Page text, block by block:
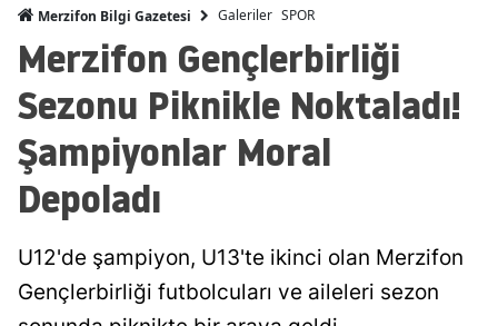
Merzifon Bilgi Gazetesi Galeriler SPOR
Merzifon Gençlerbirliği
Sezonu Piknikle Noktaladı!
Şampiyonlar Moral
Depoladı
U12'de şampiyon, U13'te ikinci olan Merzifon
Gençlerbirliği futbolcuları ve aileleri sezon